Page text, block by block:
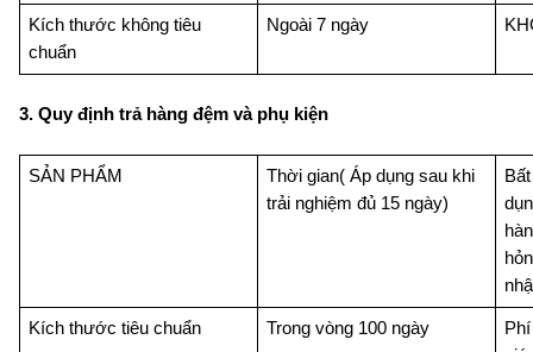
Kích thước không tiêu
chuẩn
Ngoài 7 ngày
3. Quy định trả hàng đệm và phụ kiện
SẢN PHẨM Thời gian( Áp dụng sau khi
trải nghiệm đủ 15 ngày)
Kích thước tiêu chuẩn Trong vòng 100 ngày